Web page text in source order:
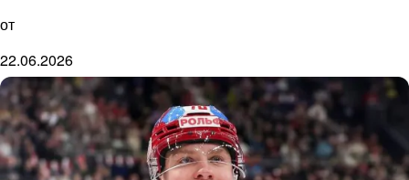
от
22.06.2026